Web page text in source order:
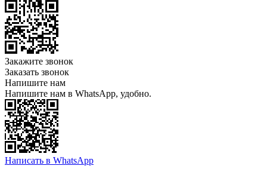
Закажите звонок
Заказать звонок
Напишите нам
Напишите нам в WhatsApp, удобно.
Написать в WhatsApp